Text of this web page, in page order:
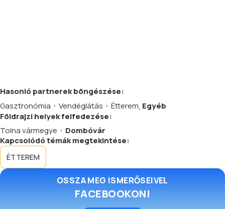
Hasonló partnerekböngészése:
Gasztronómia
Vendéglátás Étterem, Egyéb
Földrajzi helyek felfedezése:
Tolna vármegye
Dombóvár
Kapcsolódó témák megtekintése:
ÉTTEREM
OSSZA MEG ISMERŐSEIVEL
FACEBOOKON!